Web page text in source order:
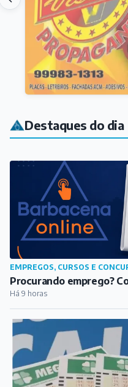
Destaques do dia
EMPREGOS, CURSOS E
Procurando emprego?
Há 9 horas